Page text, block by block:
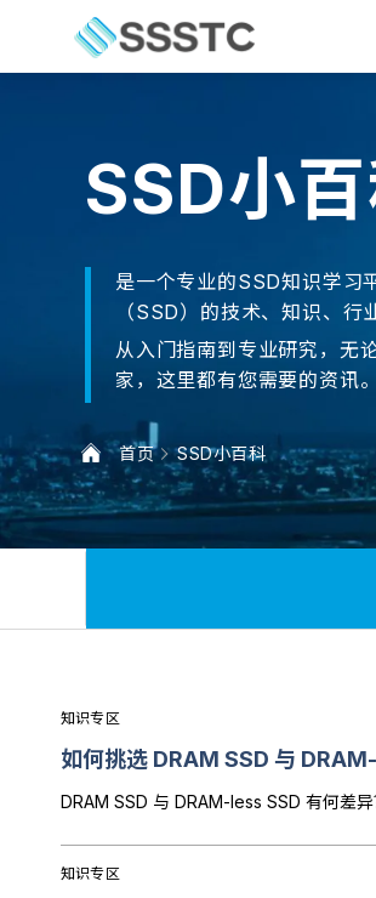
SSD小
是一个专业的SSD知识学习
（SSD）的技术、知识、行
从入门指南到专业研究，无
家，这里都有您需要的资讯。
首页 SSD小百科
知识专区
如何挑选 DRAM SSD 与
DRAM SSD 与 DRAM-less SSD 有何差
知识专区